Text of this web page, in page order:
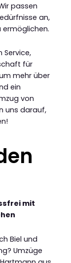
passen
an,
ermöglichen.
Service,
für
mehr über
ein
von
uns darauf,
mit
Biel und
Umzüge